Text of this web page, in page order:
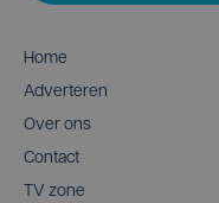
Home
Adverteren
Over ons
Contact
TV zone